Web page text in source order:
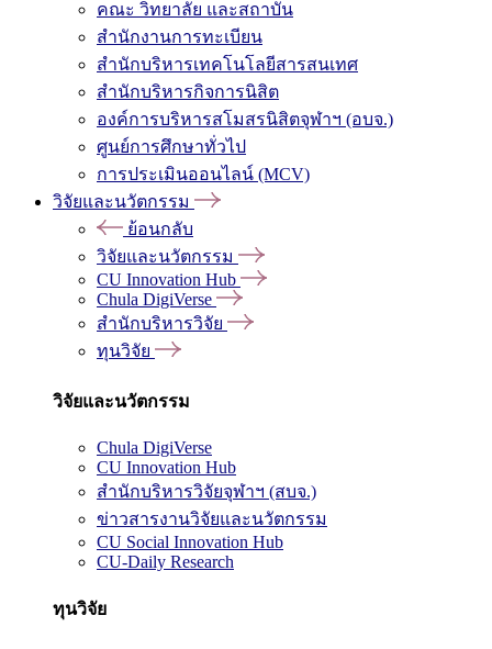
คณะ วิทยาลัย และสถาบัน
สำนักงานการทะเบียน
สำนักบริหารเทคโนโลยีสารสนเทศ
สำนักบริหารกิจการนิสิต
องค์การบริหารสโมสรนิสิตจุฬาฯ (อบจ.)
ศูนย์การศึกษาทั่วไป
การประเมินออนไลน์ (MCV)
วิจัยและนวัตกรรม
ย้อนกลับ
วิจัยและนวัตกรรม
CU Innovation Hub
Chula DigiVerse
สำนักบริหารวิจัย
ทุนวิจัย
วิจัยและนวัตกรรม
Chula DigiVerse
CU Innovation Hub
สำนักบริหารวิจัยจุฬาฯ (สบจ.)
ข่าวสารงานวิจัยและนวัตกรรม
CU Social Innovation Hub
CU-Daily Research
ทุนวิจัย